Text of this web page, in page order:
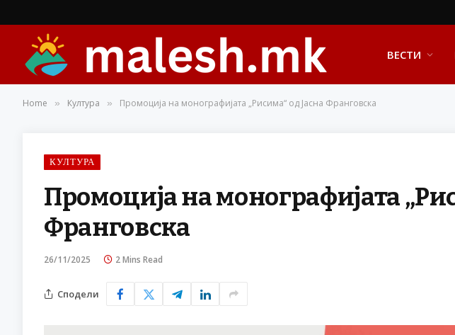
ВЕСТИ
Home » Култура » Промоција на монографијата „Рисима“ од Јасна Франговска
КУЛТУРА
Промоција на монографијата
Франговска
26/11/2025 2 Mins Read
Сподели